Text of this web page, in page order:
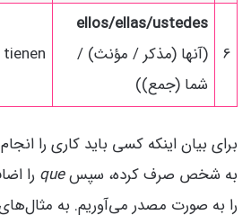
6
ellos/ellas/ustedes
(آنها (مذکر / مؤنث) /
شما (جمع))
tienen
برای بیان اینکه کسی باید کاری را
به شخص صرف کرده، سپسque را
را به صورت مصدر می‌آوریم. به